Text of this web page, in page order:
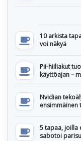
10 arkista
voi näkyä
Pii-hiiliakut
käyttöajan –
Nvidian
ensimmäinen
5 tapaa, joilla
sabotoi